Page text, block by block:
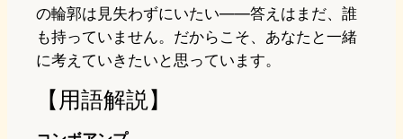
の輪郭は見失わずにいたい——答えはまだ、誰
も持っていません。だからこそ、あなたと一緒
に考えていきたいと思っています。
【用語解説】